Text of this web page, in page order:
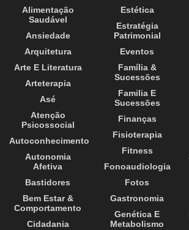
Alimentação
Saudável
Ansiedade
Arquitetura
Arte E Literatura
Arteterapia
Asé
Atenção
Psicossocial
Autoconhecimento
Autonomia
Afetiva
Bastidores
Bem Estar &
Comportamento
Cidadania
Estética
Estratégia
Patrimonial
Eventos
Família &
Sucessões
Familia E
Sucessões
Finanças
Fisioterapia
Fitness
Fonoaudiologia
Fotos
Gastronomia
Genética E
Metabolismo